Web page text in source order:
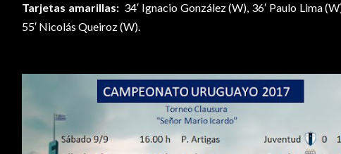
Tarjetas amarillas:34′ Ignacio González (W), 36′ Paulo Lima
55′ Nicolás Queiroz (W).